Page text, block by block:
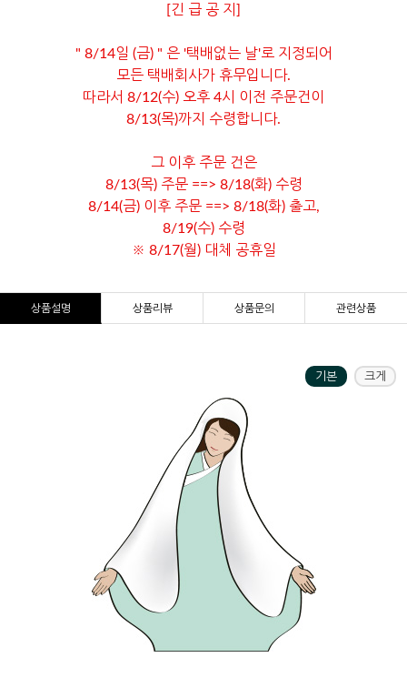
[긴 급 공 지]
" 8/14일 (금) " 은 '택배없는 날'로 지정되어
모든 택배회사가 휴무입니다.
따라서 8/12(수) 오후 4시 이전 주문건이
8/13(목)까지 수령합니다.
그 이후 주문 건은
8/13(목) 주문 ==> 8/18(화) 수령
8/14(금) 이후 주문 ==> 8/18(화) 출고,
8/19(수) 수령
※ 8/17(월) 대체 공휴일
상품설명 상품리뷰 상품문의 관련상품
기본 크게